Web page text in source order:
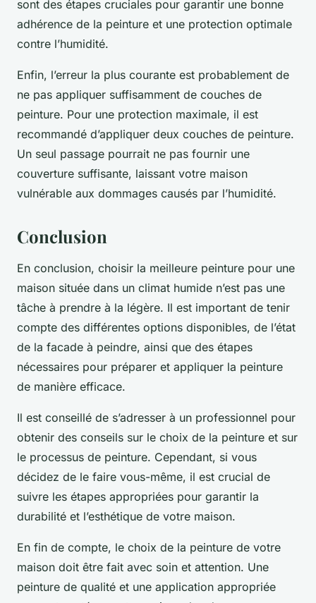
sont des étapes cruciales pour garantir une bonne
adhérence de la peinture et une protection optimale
contre l’humidité.
Enfin, l’erreur la plus courante est probablement de
ne pas appliquer suffisamment de couches de
peinture. Pour une protection maximale, il est
recommandé d’appliquer deux couches de peinture.
Un seul passage pourrait ne pas fournir une
couverture suffisante, laissant votre maison
vulnérable aux dommages causés par l’humidité.
Conclusion
En conclusion, choisir la meilleure peinture pour une
maison située dans un climat humide n’est pas une
tâche à prendre à la légère. Il est important de tenir
compte des différentes options disponibles, de l’état
de la facade à peindre, ainsi que des étapes
nécessaires pour préparer et appliquer la peinture
de manière efficace.
Il est conseillé de s’adresser à un professionnel pour
obtenir des conseils sur le choix de la peinture et sur
le processus de peinture. Cependant, si vous
décidez de le faire vous-même, il est crucial de
suivre les étapes appropriées pour garantir la
durabilité et l’esthétique de votre maison.
En fin de compte, le choix de la peinture de votre
maison doit être fait avec soin et attention. Une
peinture de qualité et une application appropriée